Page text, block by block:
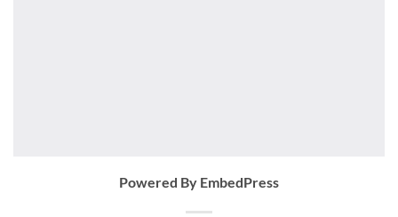
Powered By EmbedPress